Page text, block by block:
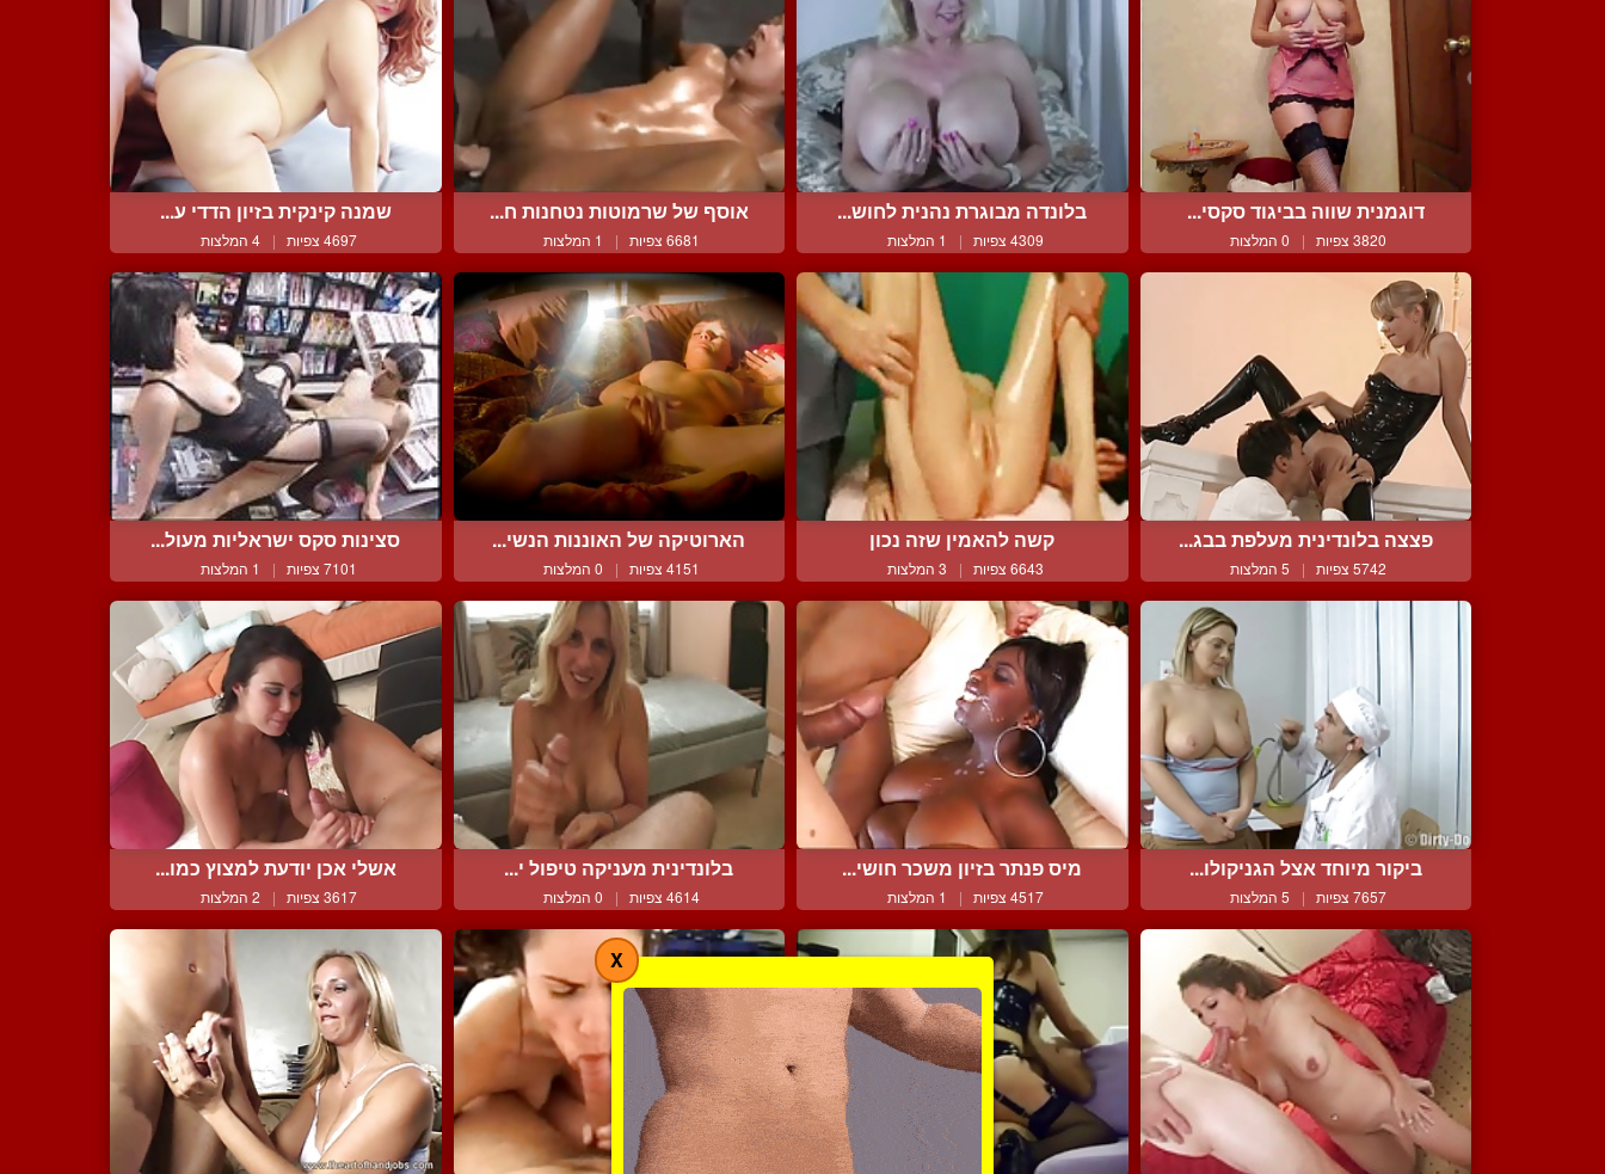
דוגמנית שווה בביגוד סקסי...
3820 צפיות | 0 המלצות
בלונדה מבוגרת נהנית לחוש...
4309 צפיות | 1 המלצות
אוסף של שרמוטות נטחנות ח...
6681 צפיות | 1 המלצות
שמנה קינקית בזיון הדדי ע...
4697 צפיות | 4 המלצות
פצצה בלונדינית מעלפת בבג...
5742 צפיות | 5 המלצות
קשה להאמין שזה נכון
6643 צפיות | 3 המלצות
הארוטיקה של האוננות הנשי...
4151 צפיות | 0 המלצות
סצינות סקס ישראליות מעול...
7101 צפיות | 1 המלצות
ביקור מיוחד אצל הגניקולו...
7657 צפיות | 5 המלצות
מיס פנתר בזיון משכר חושי...
4517 צפיות | 1 המלצות
בלונדינית מעניקה טיפול י...
4614 צפיות | 0 המלצות
אשלי אכן יודעת למצוץ כמו...
3617 צפיות | 2 המלצות
X